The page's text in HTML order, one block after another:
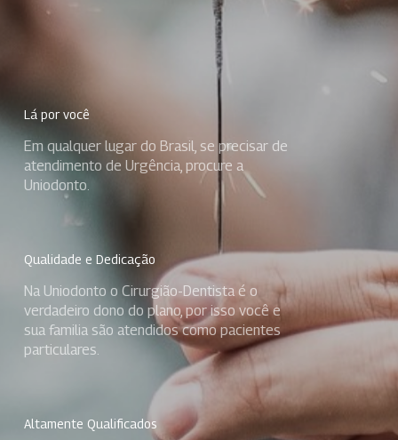
Lá por você
Em qualquer lugar do Brasil, se precisar de
atendimento de Urgência, procure a
Uniodonto.
Qualidade e Dedicação
Na Uniodonto o Cirurgião-Dentista é o
verdadeiro dono do plano, por isso você e
sua familia são atendidos como pacientes
particulares.
Altamente Qualificados